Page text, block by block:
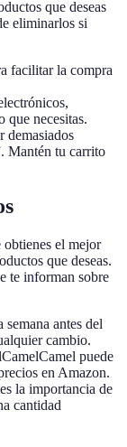
que deseas
eliminarlos si
facilitar la compra
que necesitas.
demasiados
Mantén tu carrito
obtienes el mejor
que deseas.
te informan sobre
semana antes del
cambio.
puede
en Amazon.
la importancia de
cantidad